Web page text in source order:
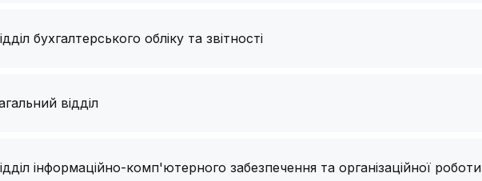
бухгалтерського обліку та звітності
відділ
інформаційно-комп'ютерного забезпечення та організаційної роботи